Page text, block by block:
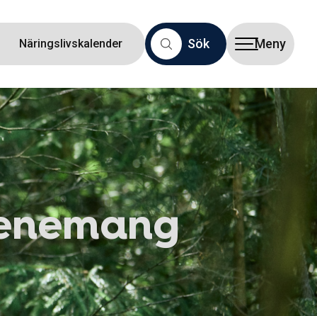
Näringslivskalender Sök Meny